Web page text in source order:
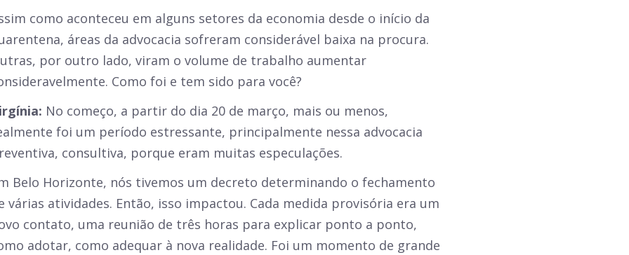
como aconteceu em alguns setores da economia desde o início da
áreas da advocacia sofreram considerável baixa na procura.
por outro lado, viram o volume de trabalho aumentar
Como foi e tem sido para você?
No começo, a partir do dia 20 de março, mais ou menos,
foi um período estressante, principalmente nessa advocacia
consultiva, porque eram muitas especulações.
Belo Horizonte, nós tivemos um decreto determinando o fechamento
várias atividades. Então, isso impactou. Cada medida provisória era um
contato, uma reunião de três horas para explicar ponto a ponto,
adotar, como adequar à nova realidade. Foi um momento de grande